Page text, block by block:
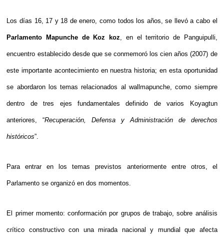
Los días 16, 17 y 18 de enero, como todos los años, se llevó a cabo el
Parlamento Mapunche de Koz koz, en el territorio de Panguipulli,
encuentro establecido desde que se conmemoró los cien años (2007) de
este importante acontecimiento en nuestra historia; en esta oportunidad
se abordaron los temas relacionados al wallmapunche, como siempre
dentro de tres ejes fundamentales definido de varios Koyagtun
anteriores, “Recuperación, Defensa y Administración de derechos
históricos”.
Para entrar en los temas previstos anteriormente entre otros, el
Parlamento se organizó en dos momentos.
El primer momento: conformación por grupos de trabajo, sobre análisis
crítico constructivo con una mirada nacional y mundial que afecta